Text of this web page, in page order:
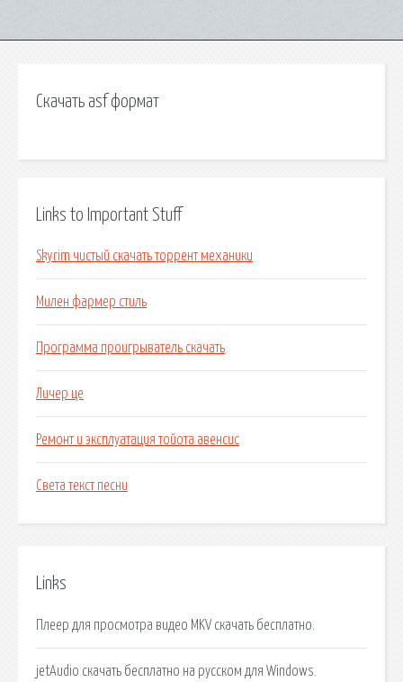
Скачать asf формат
Links to Important Stuff
Skyrim чистый скачать торрент механики
Милен фармер стиль
Программа проигрыватель скачать
Личер це
Ремонт и эксплуатация тойота авенсис
Света текст песни
Links
Плеер для просмотра видео MKV скачать бесплатно.
jetAudio скачать бесплатно на русском для Windows.